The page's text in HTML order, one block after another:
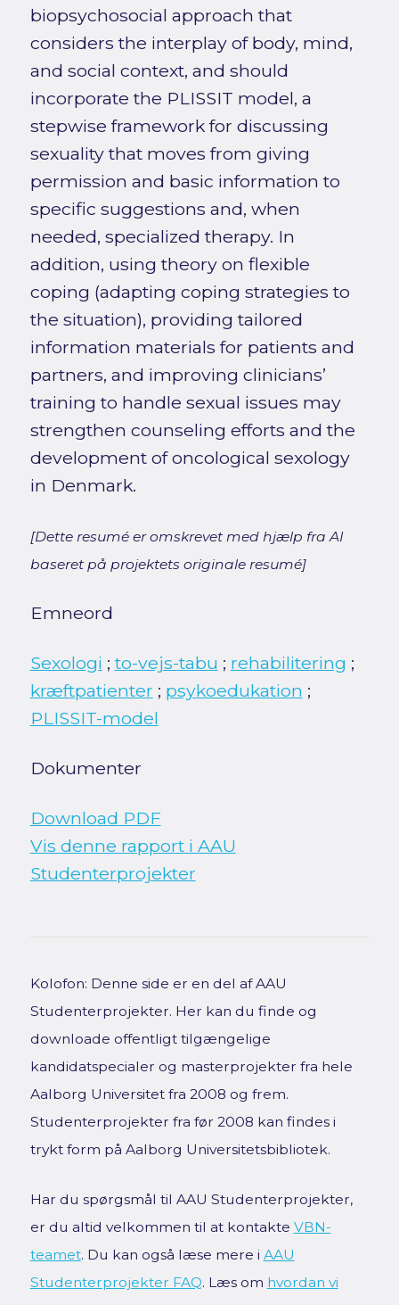
biopsychosocial approach that
considers the interplay of body, mind,
and social context, and should
incorporate the PLISSIT model, a
stepwise framework for discussing
sexuality that moves from giving
permission and basic information to
specific suggestions and, when
needed, specialized therapy. In
addition, using theory on flexible
coping (adapting coping strategies to
the situation), providing tailored
information materials for patients and
partners, and improving clinicians’
training to handle sexual issues may
strengthen counseling efforts and the
development of oncological sexology
in Denmark.
[Dette resumé er omskrevet med hjælp fra AI
baseret på projektets originale resumé]
Emneord
Sexologi ;to-vejs-tabu ; rehabilitering ;
kræftpatienter ; psykoedukation ;
PLISSIT-model
Dokumenter
Download PDF
Vis denne rapport i AAU
Studenterprojekter
Kolofon: Denne side er en del af AAU
Studenterprojekter. Her kan du finde og
downloade offentligt tilgængelige
kandidatspecialer og masterprojekter fra hele
Aalborg Universitet fra 2008 og frem.
Studenterprojekter fra før 2008 kan findes i
trykt form på Aalborg Universitetsbibliotek.
Har du spørgsmål til AAU Studenterprojekter,
er du altid velkommen til at kontakte VBN-
teamet. Du kan også læse mere i AAU
Studenterprojekter FAQ. Læs om hvordan vi